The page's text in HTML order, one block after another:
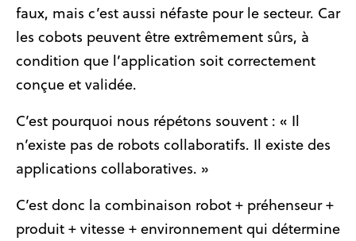
faux, mais c’est aussi néfaste pour le secteur. Car
les cobots peuvent être extrêmement sûrs, à
condition que l’application soit correctement
conçue et validée.
C’est pourquoi nous répétons souvent : « Il
n’existe pas de robots collaboratifs. Il existe des
applications collaboratives. »
C’est donc la combinaison robot + préhenseur +
produit + vitesse + environnement qui détermine